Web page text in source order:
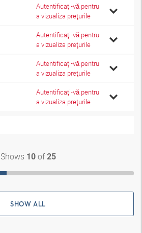
Autentificaţi-vă pentru
a vizualiza preţurile
Autentificaţi-vă pentru
a vizualiza preţurile
Autentificaţi-vă pentru
a vizualiza preţurile
Autentificaţi-vă pentru
a vizualiza preţurile
Shows 10of25
SHOW ALL